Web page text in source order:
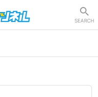
SEARCH